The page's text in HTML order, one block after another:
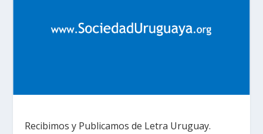
Recibimos y Publicamos de Letra Uruguay.